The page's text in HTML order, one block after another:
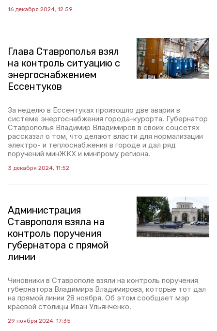
16 декабря 2024, 12:59
Глава Ставрополья взял
на контроль ситуацию с
энергоснабжением
Ессентуков
За неделю в Ессентуках произошло две аварии в
системе энергоснабжения города-курорта. Губернатор
Ставрополья Владимир Владимиров в своих соцсетях
рассказал о том, что делают власти для нормализации
электро- и теплоснабжения в городе и дал ряд
поручений минЖКХ и минпрому региона.
3 декабря 2024, 11:52
Администрация
Ставрополя взяла на
контроль поручения
губернатора с прямой
линии
Чиновники в Ставрополе взяли на контроль поручения
губернатора Владимира Владимирова, которые тот дал
на прямой линии 28 ноября. Об этом сообщает мэр
краевой столицы Иван Ульянченко.
29 ноября 2024, 17:35